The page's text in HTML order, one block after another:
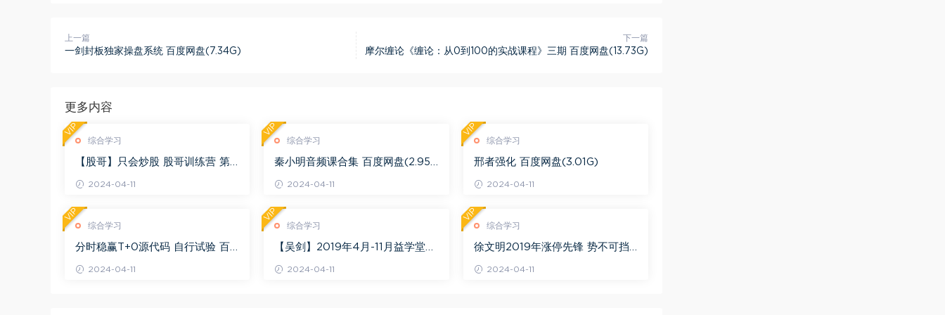
上一篇
一剑封板独家操盘系统 百度网盘(7.34G)
下一篇
摩尔缠论《缠论：从0到100的实战课程》三期 百度网盘(13.73G)
更多内容
综合学习
【股哥】只会炒股 股哥训练营 第
2024-04-11
VIP
综合学习
秦小明音频课合集 百度网盘(2.95
2024-04-11
VIP
综合学习
邢者强化 百度网盘(3.01G)
2024-04-11
VIP
综合学习
分时稳赢T+0源代码 自行试验 百
2024-04-11
VIP
综合学习
【吴剑】2019年4月-11月益学堂吴
2024-04-11
VIP
综合学习
徐文明2019年涨停先锋 势不可挡
百度网盘(10.98G)
2024-04-11
VIP